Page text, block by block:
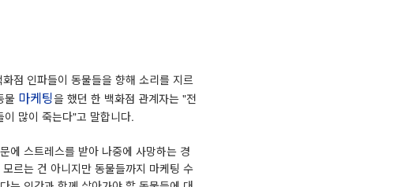
점 인파들이 동물들을 향해 소리를 지르
물 마케팅을 했던 한 백화점 관계자는 "전
많이 죽는다"고 말합니다.
에 스트레스를 받아 나중에 사망하는 경
르는 건 아니지만 동물들까지 마케팅 수